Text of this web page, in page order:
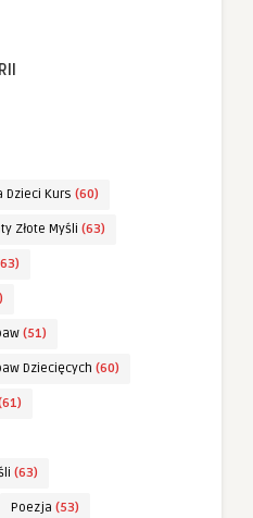
Dzieci Kurs (60)
Złote Myśli (63)
(51)
Dziecięcych (60)
(63)
Poezja (53)